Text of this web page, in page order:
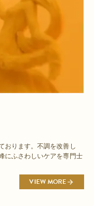
おります。不調を改善し
にふさわしいケアを専門士
VIEW MORE